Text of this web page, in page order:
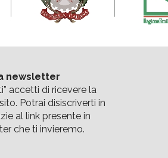
newsletter
” accetti di ricevere la
Potrai disiscriverti in
al link presente in
che ti invieremo.